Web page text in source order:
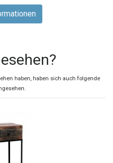
haben, haben sich auch folgende